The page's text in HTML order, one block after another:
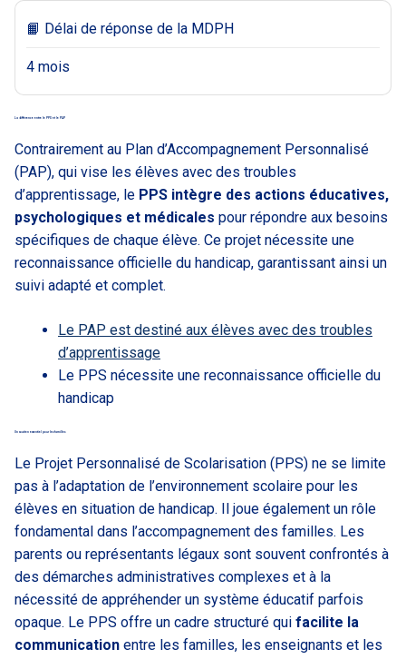
📙 Délai de réponse de la MDPH
4 mois
La différence entre le PPS et le PAP
Contrairement au Plan d’Accompagnement Personnalisé
(PAP), qui vise les élèves avec des troubles
d’apprentissage, le PPS intègre des actions éducatives,
psychologiques et médicales pour répondre aux besoins
spécifiques de chaque élève. Ce projet nécessite une
reconnaissance officielle du handicap, garantissant ainsi un
suivi adapté et complet.
Le PAP est destiné aux élèves avec des troubles
d’apprentissage
Le PPS nécessite une reconnaissance officielle du
handicap
Un soutien essentiel pour les familles
Le Projet Personnalisé de Scolarisation (PPS) ne se limite
pas à l’adaptation de l’environnement scolaire pour les
élèves en situation de handicap. Il joue également un rôle
fondamental dans l’accompagnement des familles. Les
parents ou représentants légaux sont souvent confrontés à
des démarches administratives complexes et à la
nécessité de appréhender un système éducatif parfois
opaque. Le PPS offre un cadre structuré qui facilite la
communication entre les familles, les enseignants et les